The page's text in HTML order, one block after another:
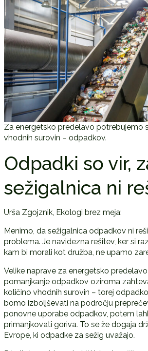
Za energetsko predelavo potrebujemo
vhodnih surovin – odpadkov.
Odpadki so vir,
sežigalnica ni
Urša Zgojznik, Ekologi brez meja:
Menimo, da sežigalnica odpadkov ni
problema. Je navidezna rešitev, ker si
kam bi morali kot družba, ne upamo
Velike naprave za energetsko predelavo
pomanjkanje odpadkov oziroma
količino vhodnih surovin – torej
bomo izboljševati na področju
ponovne uporabe odpadkov, potem
primanjkovati goriva. To se že dogaja
Evrope, ki odpadke za sežig uvažajo.